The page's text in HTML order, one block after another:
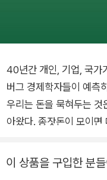
40년간 개인, 기업, 국가
버그 경제학자들이 예측하는
우리는 돈을 묵혀두는
아왔다. 종잣돈이 모이면
이 영리한 재무 전략이었
이 상품을 구입한 분